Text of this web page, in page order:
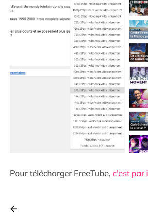
Pour télécharger FreeTube, c'est par